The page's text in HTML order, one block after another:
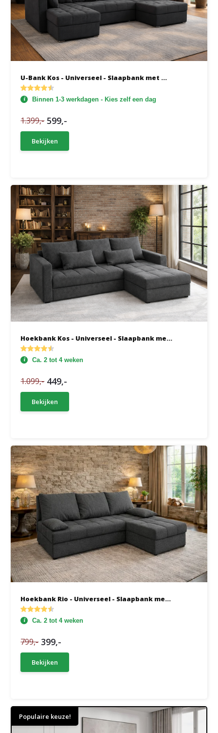
U-Bank Kos - Universeel - Slaapbank met ...
Binnen 1-3 werkdagen - Kies zelf een dag
1.399,- 599,-
Bekijken
Hoekbank Kos - Universeel - Slaapbank me...
Ca. 2 tot 4 weken
1.099,- 449,-
Bekijken
Hoekbank Rio - Universeel - Slaapbank me...
Ca. 2 tot 4 weken
799,- 399,-
Bekijken
Populaire keuze!